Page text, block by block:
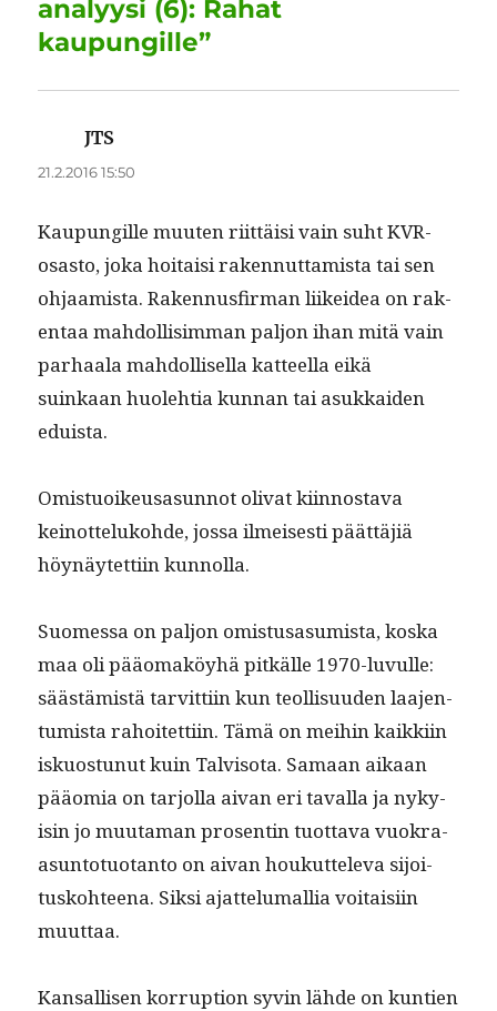
k
analyysi (6): Rahat
kaupungille”
JTS
21.2.2016 15:50
Kaupungille muuten riit­täisi vain suht KVR-
osas­to, joka hoitaisi raken­nut­tamista tai sen
ohjaamista. Raken­nus­fir­man liikei­dea on rak­
en­taa mah­dol­lisim­man paljon ihan mitä vain
parhaala mah­dol­lisel­la kat­teel­la eikä
suinkaan huole­htia kun­nan tai asukkaiden
eduista.
Omis­tuoikeusasun­not oli­vat kiin­nos­ta­va
keinot­teluko­hde, jos­sa ilmeis­es­ti päät­täjiä
höynäytet­ti­in kunnolla.
Suomes­sa on paljon omis­tusasum­ista, kos­ka
maa oli pääo­maköy­hä pitkälle 1970-luvulle:
säästämistä tarvit­ti­in kun teol­lisu­u­den laa­jen­
tu­mista rahoitet­ti­in. Tämä on mei­hin kaikki­in
isku­os­tunut kuin Talvi­so­ta. Samaan aikaan
pääo­mia on tar­jol­la aivan eri taval­la ja nyky­
isin jo muu­ta­man pros­entin tuot­ta­va vuokra-
asun­to­tuotan­to on aivan houkut­tel­e­va sijoi­
tusko­hteena. Sik­si ajat­telumallia voitaisi­in
muuttaa.
Kansal­lisen kor­rup­tion syvin lähde on kun­tien